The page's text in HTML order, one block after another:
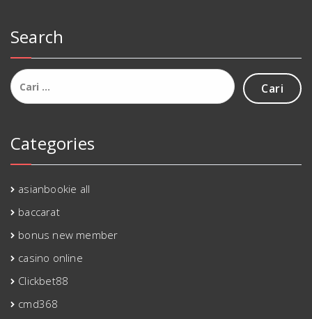
Search
Cari
untuk:
Categories
asianbookie all
baccarat
bonus new member
casino online
Clickbet88
cmd368